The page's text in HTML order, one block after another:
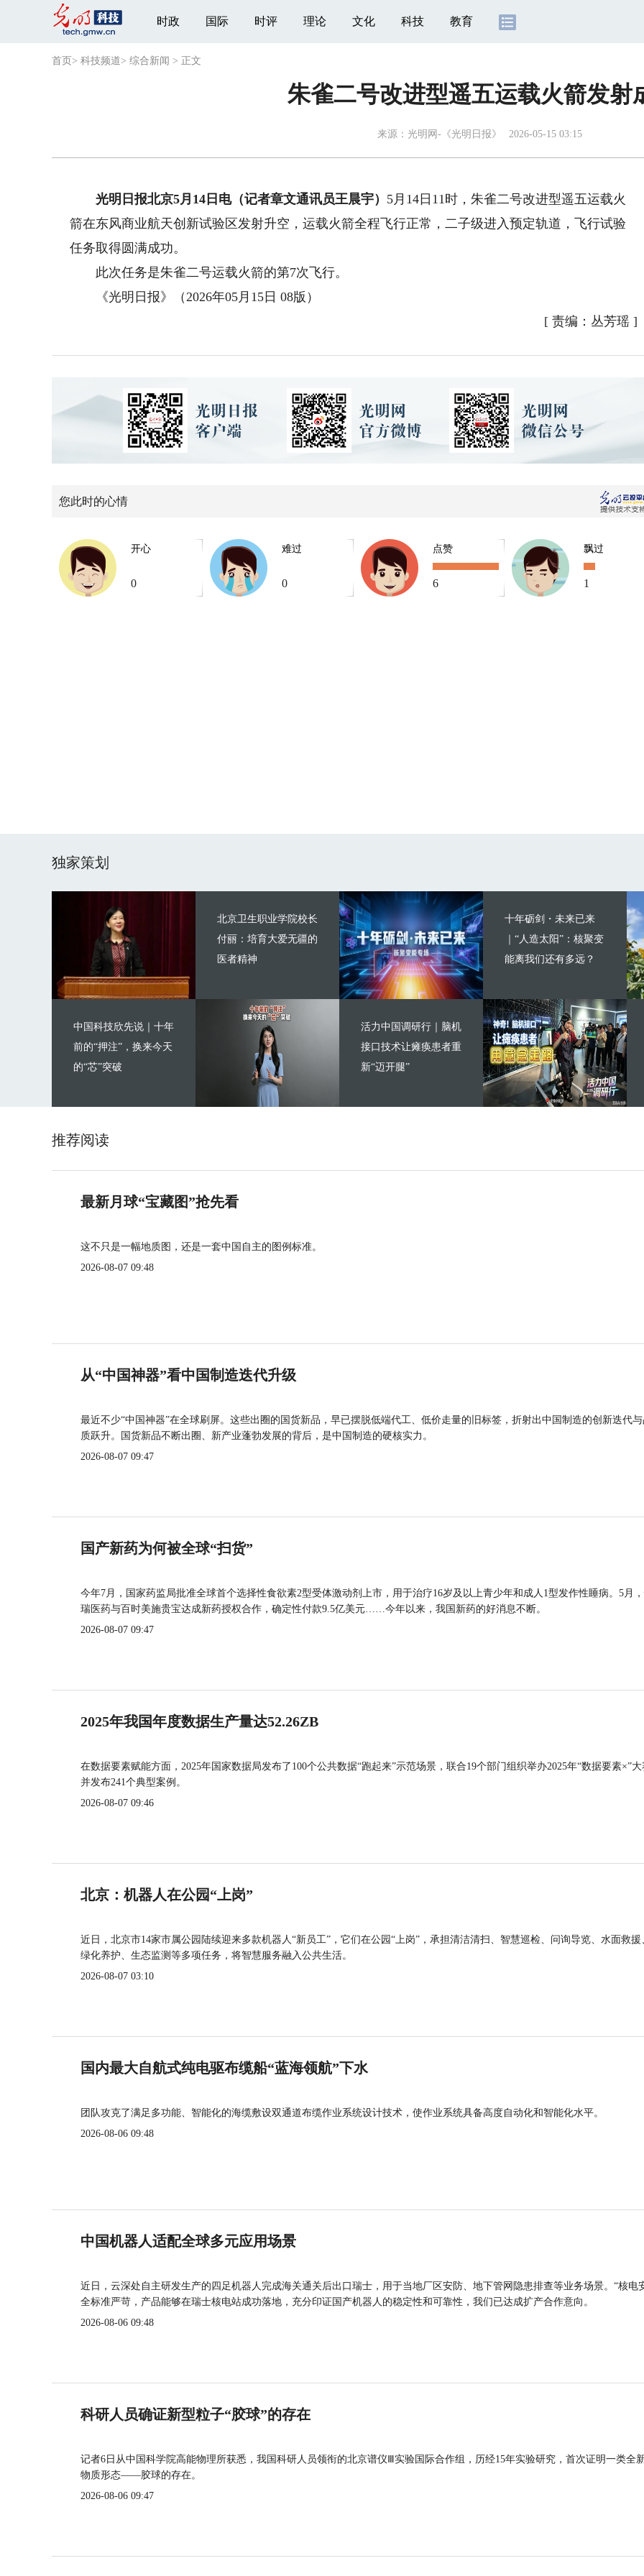
时政 国际 时评 理论 文化 科技 教育
首页 > 科技频道> 综合新闻 > 正文
朱雀二号改进型遥五运载火箭发射
来源： 光明网-《光明日报》 2026-05-15 03:15
光明日报北京5月14日电（记者章文通讯员王晨宇） 5月14日11时，朱雀二号改进型遥五运载火
箭在东风商业航天创新试验区发射升空，运载火箭全程飞行正常，二子级进入预定轨道，飞行试验
任务取得圆满成功。
此次任务是朱雀二号运载火箭的第7次飞行。
《光明日报》（2026年05月15日 08版）
[ 责编：丛芳瑶 ]
您此时的心情
开心
0
难过
0
点赞
6
飘过
1
独家策划
北京卫生职业学院校长
付丽：培育大爱无疆的
医者精神
中国科技欣先说｜十年
前的“押注”，换来今天
的“芯”突破
十年砺剑・未来已来
｜“人造太阳”：核聚变
能离我们还有多远？
活力中国调研行｜脑机
接口技术让瘫痪患者重
新“迈开腿”
推荐阅读
最新月球“宝藏图”抢先看
这不只是一幅地质图，还是一套中国自主的图例标准。
2026-08-07 09:48
从“中国神器”看中国制造迭代升级
最近不少“中国神器”在全球刷屏。这些出圈的国货新品，早已摆脱低端代工、低价走量的旧标签，折射出中国制造的创新迭代
质跃升。国货新品不断出圈、新产业蓬勃发展的背后，是中国制造的硬核实力。
2026-08-07 09:47
国产新药为何被全球“扫货”
今年7月，国家药监局批准全球首个选择性食欲素2型受体激动剂上市，用于治疗16岁及以上青少年和成人1型发作性睡病。5月
瑞医药与百时美施贵宝达成新药授权合作，确定性付款9.5亿美元……今年以来，我国新药的好消息不断。
2026-08-07 09:47
2025年我国年度数据生产量达52.26ZB
在数据要素赋能方面，2025年国家数据局发布了100个公共数据“跑起来”示范场景，联合19个部门组织举办2025年“数据要素×”大
并发布241个典型案例。
2026-08-07 09:46
北京：机器人在公园“上岗”
近日，北京市14家市属公园陆续迎来多款机器人“新员工”，它们在公园“上岗”，承担清洁清扫、智慧巡检、问询导览、水面救援
绿化养护、生态监测等多项任务，将智慧服务融入公共生活。
2026-08-07 03:10
国内最大自航式纯电驱布缆船“蓝海领航”下水
团队攻克了满足多功能、智能化的海缆敷设双通道布缆作业系统设计技术，使作业系统具备高度自动化和智能化水平。
2026-08-06 09:48
中国机器人适配全球多元应用场景
近日，云深处自主研发生产的四足机器人完成海关通关后出口瑞士，用于当地厂区安防、地下管网隐患排查等业务场景。“核电
全标准严苛，产品能够在瑞士核电站成功落地，充分印证国产机器人的稳定性和可靠性，我们已达成扩产合作意向。
2026-08-06 09:48
科研人员确证新型粒子“胶球”的存在
记者6日从中国科学院高能物理所获悉，我国科研人员领衔的北京谱仪Ⅲ实验国际合作组，历经15年实验研究，首次证明一类全
物质形态——胶球的存在。
2026-08-06 09:47